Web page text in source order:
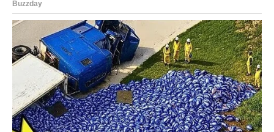
Moguće prednosti za usnu